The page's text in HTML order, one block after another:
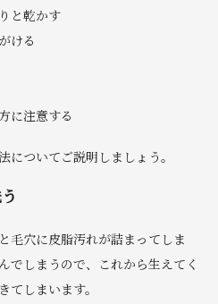
と乾かす
ける
に注意する
についてご説明しましょう。
毛穴に皮脂汚れが詰まってしま
でしまうので、これから生えてく
てしまいます。